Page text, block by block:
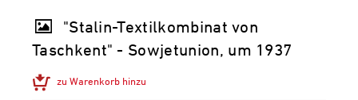
"Stalin-Textilkombinat von
Taschkent" - Sowjetunion, um 1937
zu Warenkorb hinzu